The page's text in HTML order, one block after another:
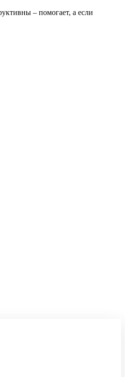
– помогает, а если